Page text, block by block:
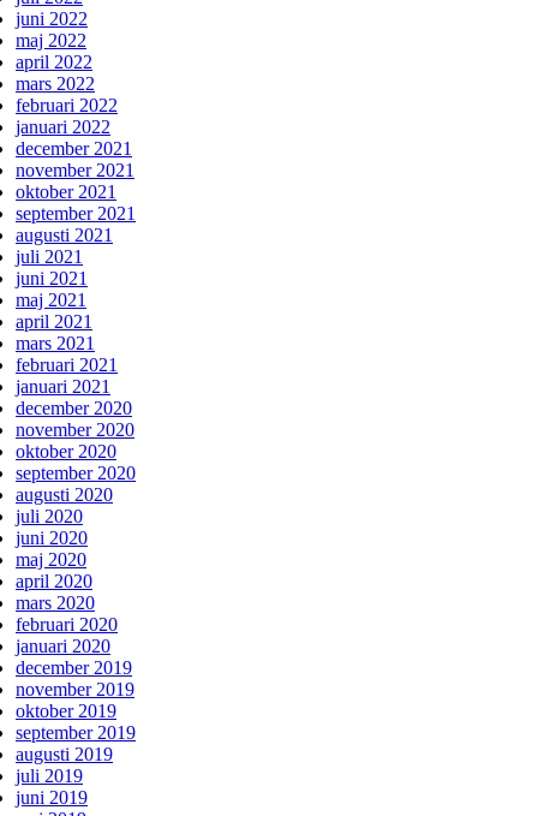
juni 2022
maj 2022
april 2022
mars 2022
februari 2022
januari 2022
december 2021
november 2021
oktober 2021
september 2021
augusti 2021
juli 2021
juni 2021
maj 2021
april 2021
mars 2021
februari 2021
januari 2021
december 2020
november 2020
oktober 2020
september 2020
augusti 2020
juli 2020
juni 2020
maj 2020
april 2020
mars 2020
februari 2020
januari 2020
december 2019
november 2019
oktober 2019
september 2019
augusti 2019
juli 2019
juni 2019